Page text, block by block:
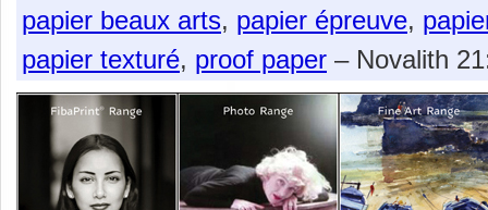
papier beaux arts, papier épreuve,
papier texturé, proof paper – Novalith